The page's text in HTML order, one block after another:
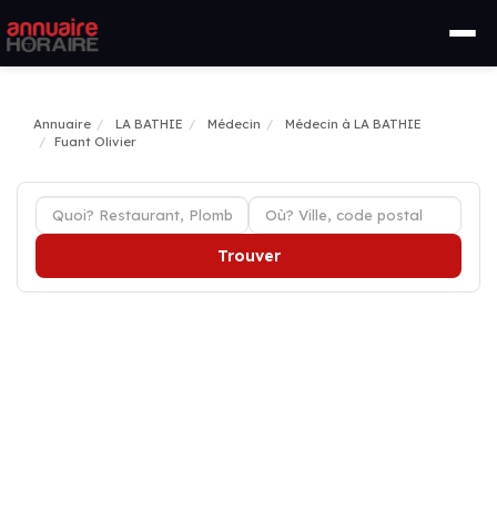
Annuaire LA BATHIE Médecin
Médecin à LA BATHIE
Fuant Olivier
Trouver